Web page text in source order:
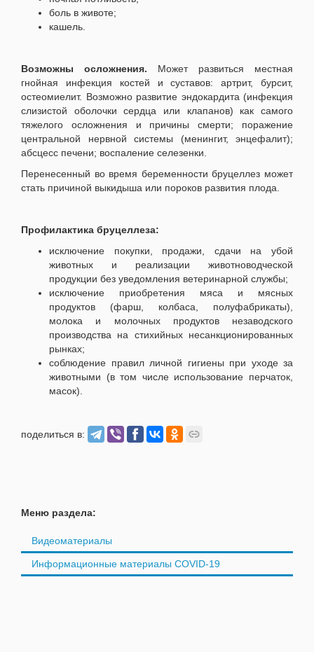
боль в животе;
кашель.
Возможны осложнения. Может развиться местная
гнойная инфекция костей и суставов: артрит, бурсит,
остеомиелит. Возможно развитие эндокардита (инфекция
слизистой оболочки сердца или клапанов) как самого
тяжелого осложнения и причины смерти; поражение
центральной нервной системы (менингит, энцефалит);
абсцесс печени; воспаление селезенки.
Перенесенный во время беременности бруцеллез может
стать причиной выкидыша или пороков развития плода.
Профилактика бруцеллеза:
исключение покупки, продажи, сдачи на убой
животных и реализации животноводческой
продукции без уведомления ветеринарной службы;
исключение приобретения мяса и мясных
продуктов (фарш, колбаса, полуфабрикаты),
молока и молочных продуктов незаводского
производства на стихийных несанкционированных
рынках;
соблюдение правил личной гигиены при уходе за
животными (в том числе использование перчаток,
масок).
поделиться в:
Меню раздела:
Видеоматериалы
Информационные материалы COVID-19